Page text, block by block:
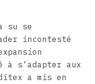
su se
incontesté
à s’adapter aux
a mis en